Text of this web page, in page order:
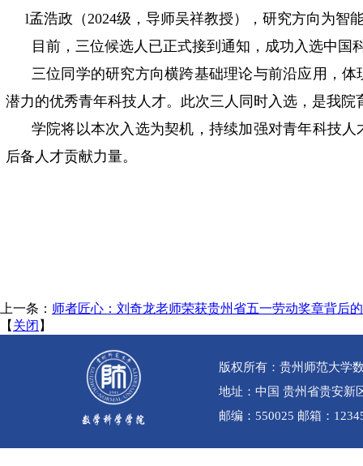
l孟浩政（2024级，导师吴祥教授），研究方向为智
目前，三位候选人已正式接到通知，成功入选中国
三位同学的研究方向横跨基础理论与前沿应用，
潜力的优秀青年科技人才。此次三人同时入选，是我院
学院将以本次入选为契机，持续加强对青年科技
后备人才贡献力量。
上一条： 师者匠心：刘奇龙老师荣获贵州省五一劳动奖章背后
【 关闭 】
版权所有：贵州师范大学
地址：中国 贵州省贵安新
邮编：550025 邮箱：